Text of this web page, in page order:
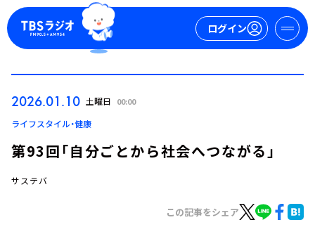
ログイン
ログイン
2026.01.10 土曜日 00:00
ライフスタイル・健康
第93回「自分ごとから社会へつながる」
サステバ
この記事をシェア